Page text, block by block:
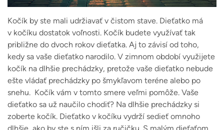
Kočík by ste mali udržiavať v čistom stave. Dieťatko má
v kočíku dostatok voľnosti. Kočík budete využívať tak
približne do dvoch rokov dieťatka. Aj to závisí od toho,
kedy sa vaše dieťatko narodilo. V zimnom období využijete
kočík na dlhšie prechádzky, pretože vaše dieťatko nebude
ešte vládať prechádzky po šmykľavom teréne alebo po
snehu. Kočík vám v tomto smere veľmi pomôže. Vaše
dieťatko sa už naučilo chodiť? Na dlhšie prechádzky si
zoberte kočík. Dieťatko v kočíku vydrží sedieť omnoho